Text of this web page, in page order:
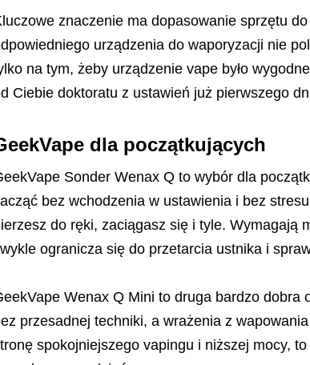
znaczenie ma dopasowanie sprzętu
urządzenia do waporyzacji nie
na tym, żeby urządzenie vape było
Ciebie doktoratu z ustawień już pierwszego
dla początkujących
Sonder Wenax Q to wybór dla
bez wchodzenia w ustawienia i bez
do ręki, zaciągasz się i tyle. Wymagają
ogranicza się do przetarcia ustnika i
Wenax Q Mini to druga bardzo dobra
przesadnej techniki, a wrażenia z
spokojniejszego vapingu i niższej mocy,